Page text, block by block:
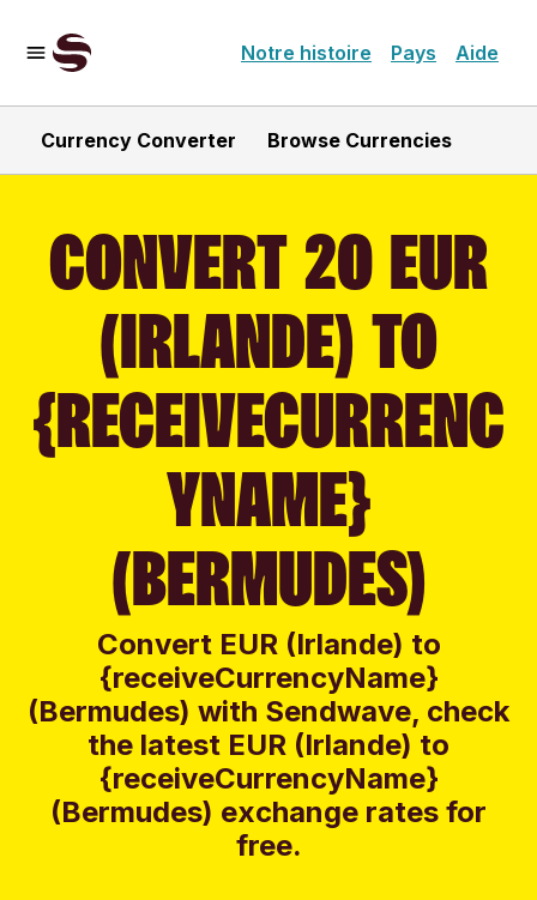
Notre histoire Pays Aide
Currency Converter Browse Currencies
CONVERT 20 EUR
(IRLANDE) TO
{RECEIVECURRENC
YNAME}
(BERMUDES)
Convert EUR (Irlande) to
{receiveCurrencyName}
(Bermudes) with Sendwave, check
the latest EUR (Irlande) to
{receiveCurrencyName}
(Bermudes) exchange rates for
free.